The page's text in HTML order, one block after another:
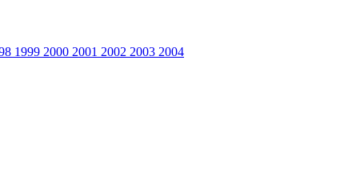
1999 2000 2001 2002 2003 2004